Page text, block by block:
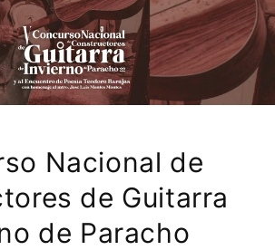
Nacional de
de Guitarra
de Paracho